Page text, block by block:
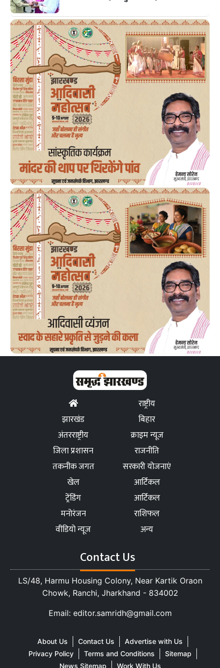
राष्ट्रीय
झारखंड
बिहार
अंतरराष्ट्रीय
क्राइम न्यूज
जिला प्रशासन
राजनीति
तकनीक जगत
सरकारी योजनाएं
खेल
आर्टिकल
ट्रेंडिंग
आर्टिकल
मनोरंजन
राशिफल
वीडियो न्यूज
अन्य
Contact Us
LS/48, Harmu Housing Colony, Near Kartik Oraon
Chowk, Ranchi, Jharkhand - 834002
Email: editor.samridh@gmail.com
About Us Contact Us
Advertise with Us
Privacy Policy
Terms and Conditions
Sitemap
News Sitemap
Work With Us